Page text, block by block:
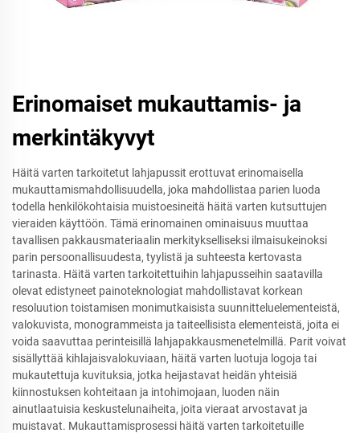
Erinomaiset mukauttamis- ja
merkintäkyvyt
Häitä varten tarkoitetut lahjapussit erottuvat erinomaisella
mukauttamismahdollisuudella, joka mahdollistaa parien luoda
todella henkilökohtaisia muistoesineitä häitä varten kutsuttujen
vieraiden käyttöön. Tämä erinomainen ominaisuus muuttaa
tavallisen pakkausmateriaalin merkitykselliseksi ilmaisukeinoksi
parin persoonallisuudesta, tyylistä ja suhteesta kertovasta
tarinasta. Häitä varten tarkoitettuihin lahjapusseihin saatavilla
olevat edistyneet painoteknologiat mahdollistavat korkean
resoluution toistamisen monimutkaisista suunnitteluelementeistä,
valokuvista, monogrammeista ja taiteellisista elementeistä, joita ei
voida saavuttaa perinteisillä lahjapakkausmenetelmillä. Parit voivat
sisällyttää kihlajaisvalokuviaan, häitä varten luotuja logoja tai
mukautettuja kuvituksia, jotka heijastavat heidän yhteisiä
kiinnostuksen kohteitaan ja intohimojaan, luoden näin
ainutlaatuisia keskustelunaiheita, joita vieraat arvostavat ja
muistavat. Mukauttamisprosessi häitä varten tarkoitetuille